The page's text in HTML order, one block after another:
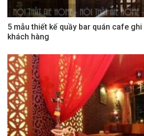
5 mẫu thiết kế quầy bar quán cafe
khách hàng